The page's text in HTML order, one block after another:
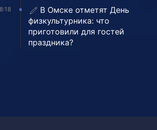
В Омске отметят День
физкультурника: что
приготовили для гостей
праздника?